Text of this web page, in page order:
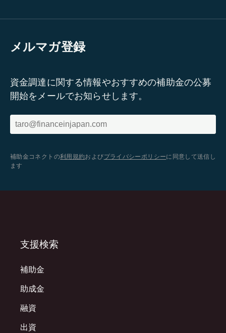
メルマガ登録
資金調達に関する情報やおすすめの補助金の公募
開始をメールでお知らせします。
補助金コネクトの利用規約およびプライバシーポリシーに同意して送信し
ます
支援検索
補助金
助成金
融資
出資